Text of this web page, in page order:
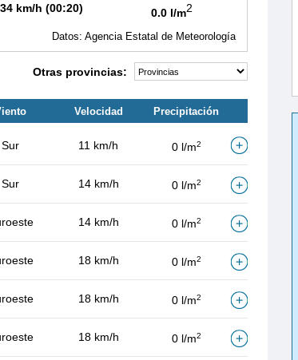
34 km/h (00:20)
0.0 l/m2
Datos: Agencia Estatal de Meteorología
Otras provincias:
Velocidad Precipitación
Sur 11 km/h 0 l/m2
Sur 14 km/h 0 l/m2
14 km/h 0 l/m2
18 km/h 0 l/m2
18 km/h 0 l/m2
18 km/h 0 l/m2